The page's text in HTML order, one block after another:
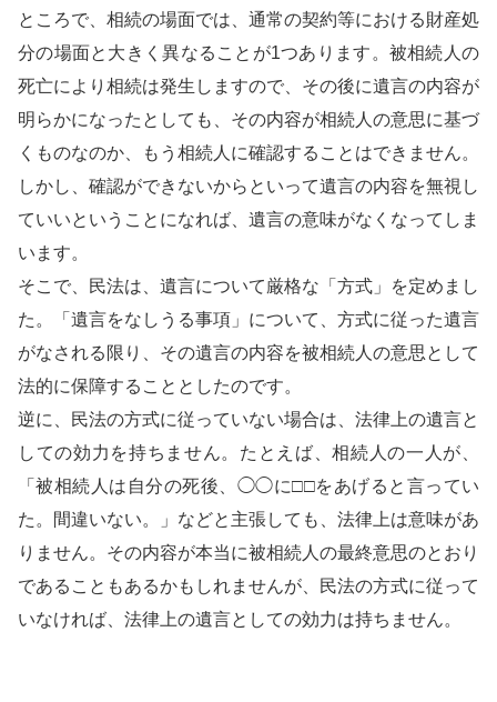
ところで、相続の場面では、通常の契約等における財産処
分の場面と大きく異なることが1つあります。被相続人の
死亡により相続は発生しますので、その後に遺言の内容が
明らかになったとしても、その内容が相続人の意思に基づ
くものなのか、もう相続人に確認することはできません。
しかし、確認ができないからといって遺言の内容を無視し
ていいということになれば、遺言の意味がなくなってしま
います。
そこで、民法は、遺言について厳格な「方式」を定めまし
た。「遺言をなしうる事項」について、方式に従った遺言
がなされる限り、その遺言の内容を被相続人の意思として
法的に保障することとしたのです。
逆に、民法の方式に従っていない場合は、法律上の遺言と
しての効力を持ちません。たとえば、相続人の一人が、
「被相続人は自分の死後、◯◯に□□をあげると言ってい
た。間違いない。」などと主張しても、法律上は意味があ
りません。その内容が本当に被相続人の最終意思のとおり
であることもあるかもしれませんが、民法の方式に従って
いなければ、法律上の遺言としての効力は持ちません。